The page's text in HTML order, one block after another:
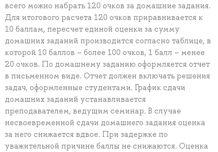
всего можно набрать 120 очков за домашние задания.
Для итогового расчета 120 очков приравнивается к
10 баллам, пересчет единой оценки за сумму
домашних заданий производится согласно таблице, в
которой 10 баллов – более 100 очков, 1 балл – менее
20 очков. По домашнему заданию оформляется отчет
в письменном виде. Отчет должен включать решения
задач, оформленные студентами. График сдачи
домашних заданий устанавливается
преподавателем, ведущим семинар. В случае
несвоевременной сдачи домашнего задания оценка
за него снижается вдвое. При задержке по
уважительной причине баллы не снижаются. Оценка